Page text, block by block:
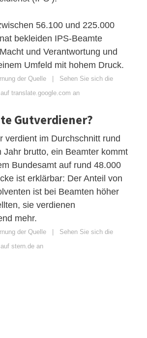
56.100 und 225.000
bekleiden IPS-Beamte
und Verantwortung und
Umfeld mit hohem Druck.
der Quelle
Sehen Sie sich die
translate.google.com an
Gutverdiener?
verdient im Durchschnitt rund
Jahr brutto, ein Beamter kommt
Bundesamt auf rund 48.000
ist erklärbar: Der Anteil von
ist bei Beamten höher
sie verdienen
mehr.
der Quelle
Sehen Sie sich die
stern.de an